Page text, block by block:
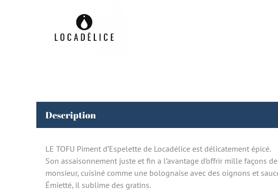
Description
LE TOFU Piment d’Espelette de Locadélice est délicatement épicé.
Son assaisonnement juste et fin a l’avantage d’offrir mille façons
monsieur, cuisiné comme une bolognaise avec des oignons et
Émietté, il sublime des gratins.